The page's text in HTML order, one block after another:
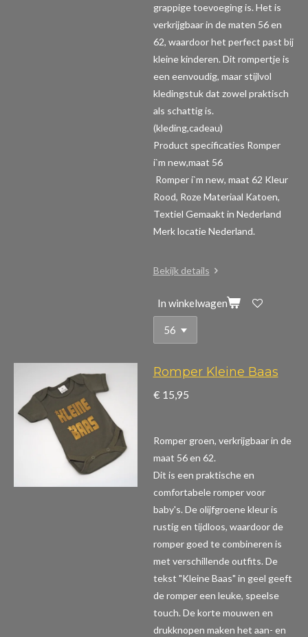
grappige toevoeging is. Het is
verkrijgbaar in de maten 56 en
62, waardoor het perfect past bij
kleine kinderen. Dit rompertje is
een eenvoudig, maar stijlvol
kledingstuk dat zowel praktisch
als schattig is.
(kleding,cadeau)
Product specificaties Romper
i`m new,maat 56
Romper i`m new, maat 62 Kleur
Rood, Roze Materiaal Katoen,
Textiel Gemaakt in Nederland
Merk locatie Nederland.
Bekijk details
In winkelwagen
Romper Kleine Baas
€ 15,95
Romper groen, verkrijgbaar in de
maat 56 en 62.
Dit is een praktische en
comfortabele romper voor
baby's. De olijfgroene kleur is
rustig en tijdloos, waardoor de
romper goed te combineren is
met verschillende outfits. De
tekst "Kleine Baas" in geel geeft
de romper een leuke, speelse
touch. De korte mouwen en
drukknopen maken het aan- en